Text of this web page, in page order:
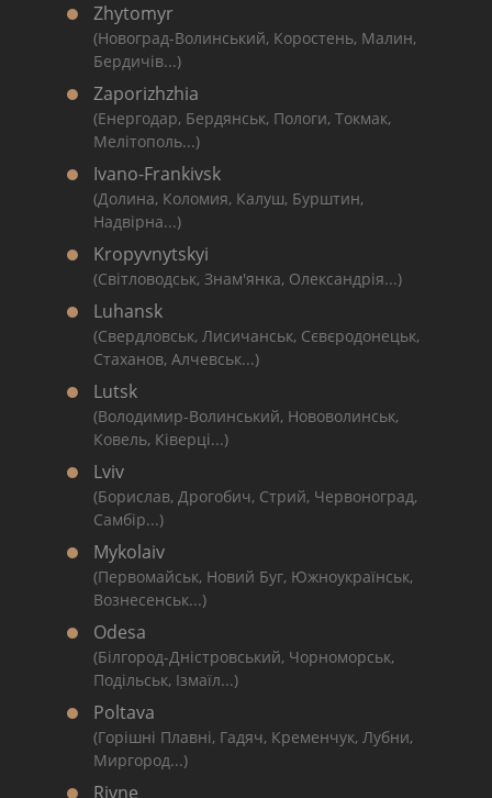
Zhytomyr
(Новоград-Волинський, Коростень, Малин,
Бердичів...)
Zaporizhzhia
(Енергодар, Бердянськ, Пологи, Токмак,
Мелітополь...)
Ivano-Frankivsk
(Долина, Коломия, Калуш, Бурштин,
Надвірна...)
Kropyvnytskyi
(Світловодськ, Знам'янка, Олександрія...)
Luhansk
(Свердловськ, Лисичанськ, Сєвєродонецьк,
Стаханов, Алчевськ...)
Lutsk
(Володимир-Волинський, Нововолинськ,
Ковель, Ківерці...)
Lviv
(Борислав, Дрогобич, Стрий, Червоноград,
Самбір...)
Mykolaiv
(Первомайськ, Новий Буг, Южноукраїнськ,
Вознесенськ...)
Odesa
(Білгород-Дністровський, Чорноморськ,
Подільськ, Ізмаїл...)
Poltava
(Горішні Плавні, Гадяч, Кременчук, Лубни,
Миргород...)
Rivne